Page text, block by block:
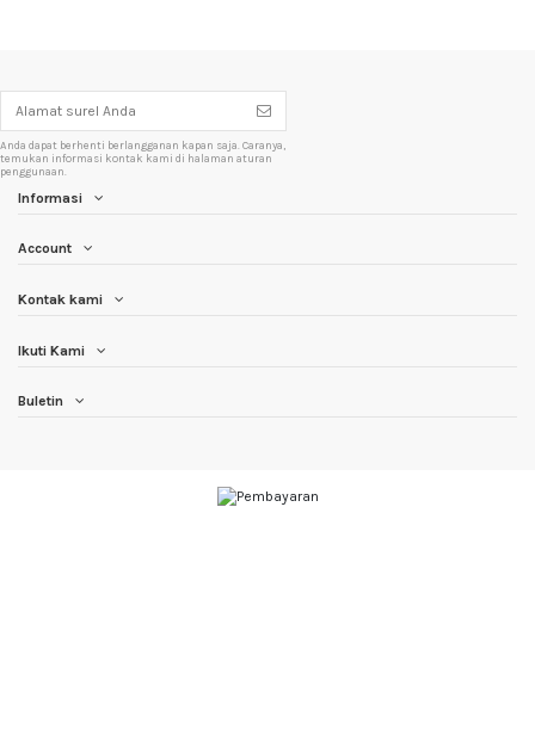
Anda dapat berhenti berlangganan kapan saja. Caranya,
temukan informasi kontak kami di halaman aturan
penggunaan.
Informasi
Account
Kontak kami
Ikuti Kami
Buletin